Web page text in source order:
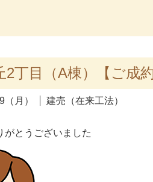
2丁目（A棟）【ご成
月） 建売（在来工法）
がとうございました